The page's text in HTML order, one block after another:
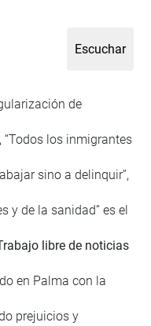
de
“Todos los inmigrantes
sino a delinquir”,
y de la sanidad” es el
libre de noticias
en Palma con la
prejuicios y